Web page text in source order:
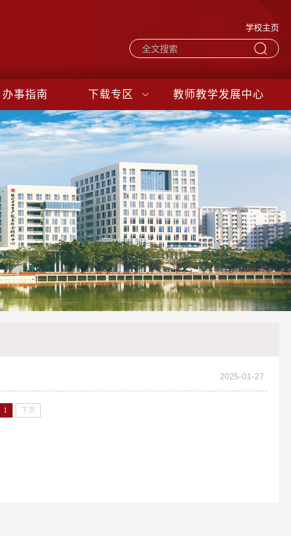
学校主页
办事指南 下载专区 教师教学发展中心
2025-01-27
1 下页